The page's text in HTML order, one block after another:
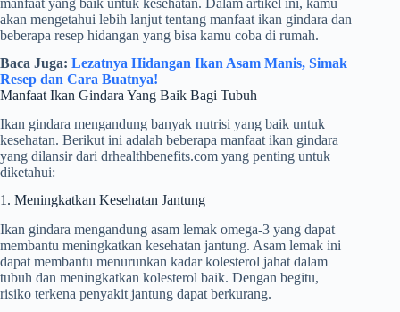
akan mengetahui lebih lanjut tentang manfaat ikan gindara dan
beberapa resep hidangan yang bisa kamu coba di rumah.
Baca Juga: Lezatnya Hidangan Ikan Asam Manis, Simak
Resep dan Cara Buatnya!
Manfaat Ikan Gindara Yang Baik Bagi Tubuh
Ikan gindara mengandung banyak nutrisi yang baik untuk
kesehatan. Berikut ini adalah beberapa manfaat ikan gindara
yang dilansir dari drhealthbenefits.com yang penting untuk
diketahui:
1. Meningkatkan Kesehatan Jantung
Ikan gindara mengandung asam lemak omega-3 yang dapat
membantu meningkatkan kesehatan jantung. Asam lemak ini
dapat membantu menurunkan kadar kolesterol jahat dalam
tubuh dan meningkatkan kolesterol baik. Dengan begitu,
risiko terkena penyakit jantung dapat berkurang.